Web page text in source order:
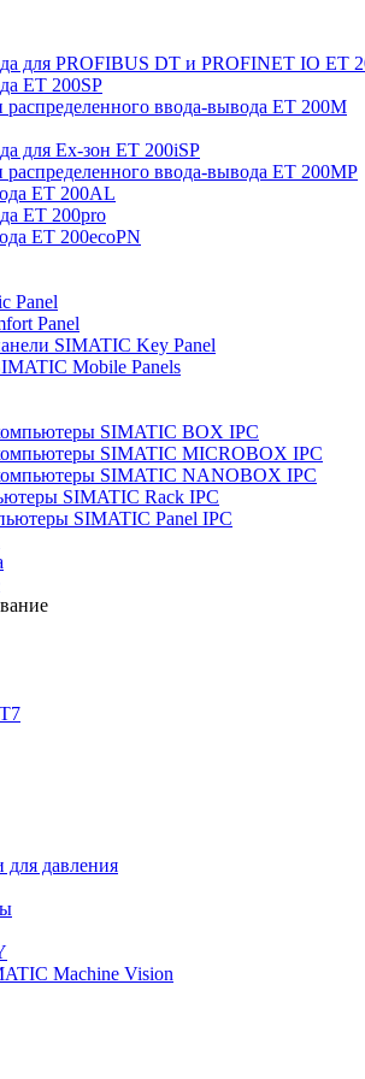
для PROFIBUS DT и PROFINET IO ET
ET 200SP
ввода-вывода ET 200M
для Ex-зон ET 200iSP
ввода-вывода ET 200MP
ET 200AL
ET 200pro
ET 200ecoPN
Panel
Panel
SIMATIC Key Panel
Mobile Panels
SIMATIC BOX IPC
SIMATIC MICROBOX IPC
SIMATIC NANOBOX IPC
SIMATIC Rack IPC
SIMATIC Panel IPC
для давления
Machine Vision